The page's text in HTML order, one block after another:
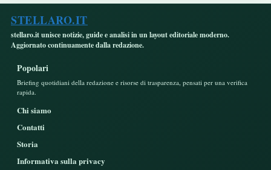
STELLARO.IT
stellaro.it unisce notizie, guide e analisi in un layout editoriale moderno.
Aggiornato continuamente dalla redazione.
Popolari
Briefing quotidiani della redazione e risorse di trasparenza, pensati per una verifica
rapida.
Chi siamo
Contatti
Storia
Informativa sulla privacy